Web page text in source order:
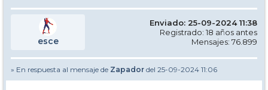
esce
Enviado: 25-09-2024 11:38
Registrado: 18 años antes
Mensajes: 76.899
» En respuesta al mensaje de Zapador del 25-09-2024 11:06